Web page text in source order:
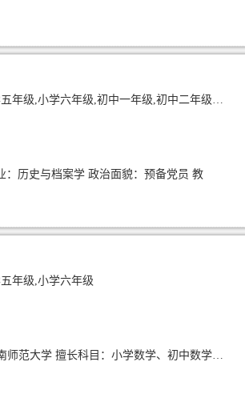
小学六年级,初中一年级,初中二年级,美术绘画
历史与档案学 政治面貌：预备党员 教
年级,小学六年级
基本信息 姓名：杨老师 性别：女 年龄：27岁 学历：本科 毕业院校：云南师范大学 擅长科目：小学数学、初中数学，小学英语、初中英语 所持证书：大学英语四级、普通话二级甲等；云南省大学生数学建模竞赛三等奖、云南